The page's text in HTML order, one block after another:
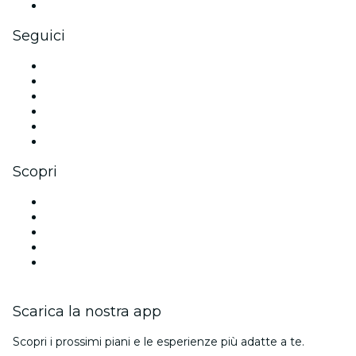
Seguici
Scopri
Scarica la nostra app
Scopri i prossimi piani e le esperienze più adatte a te.